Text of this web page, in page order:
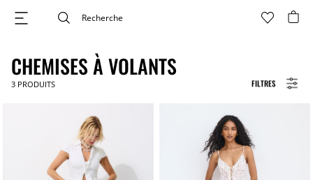
FILTRES
CHEMISES À VOLANTS
3 PRODUITS